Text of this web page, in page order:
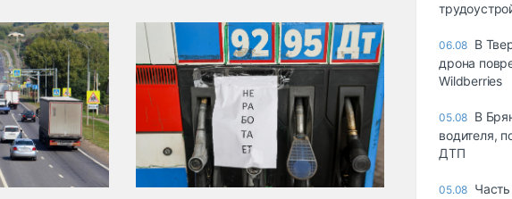
06.08 В
дрона
Wildberries
05.08 В
водителя,
ДТП
05.08